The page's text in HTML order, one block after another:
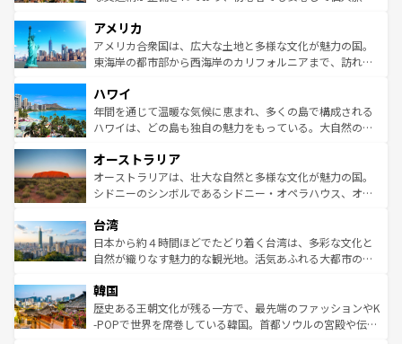
ンツ一覧を参照してほしい。
の建物がそのまま残る町や、スイスならではのユニークな
博物館もあり、アルプス観光だけでなく町歩きも満喫する
ことができる。国民の所得が高いため物価も高いが、旅行
ば市内交通費無料で観光を楽しむこともできる。 なお、新
着のスイス情報はコンテンツ一覧 を参照してほしい。
アメリカ
アメリカ合衆国は、広大な土地と多様な文化が魅力の国。
東海岸の都市部から西海岸のカリフォルニアまで、訪れる
のような巨大都市は、観光、ショッピング、エンターテイ
ンメントが詰まった刺激的なスポットだ。一方、アメリカ
西部には大自然が広がり、グランドキャニオンやイエロー
部のニューオーリンズでは、音楽と美食が融合した独特の
文化が魅力。旅行者はアメリカの各地域で異なる魅力を楽
しみながら、その多様性と豊かな歴史を感じることができ
ならではの贅沢な旅のスタイルだ。 なお、新着のアメリカ
情報はコンテンツ一覧を参照してほしい。
ハワイ
年間を通じて温暖な気候に恵まれ、多くの島で構成される
ハワイは、どの島も独自の魅力をもっている。大自然の神
ワイ島は見逃せない。また、定番の観光地といえばオアフ
島だが、静かな自然を求めるならマウイ島やカウアイ島が
おすすめ。エメラルドグリーンに輝く海をはじめ、豊かな
れるおもてなしの心で訪れる人々を迎えてくれるハワイの
人々、おいしいローカルフードやハワイアンミュージッ
ク、伝統的なフラダンスなど、すべてがハワイの魅力を彩
ワイを、存分に味わってほしい。 なお、新着のハワイ情報
はコンテンツ一覧を参照してほしい。
オーストラリア
オーストラリアは、壮大な自然と多様な文化が魅力の国。
シドニーのシンボルであるシドニー・オペラハウス、オー
リアリーフや大陸中央部にそびえるウルル（エアーズロッ
ク）、タスマニアの美しい原生林やケアンズの熱帯雨林な
ど、見どころがたくさん。また、カフェやワイン、オージ
いる。アクティビティも充実しており、サーフィンやダイ
ビング、ハイキングなど、アウトドア好きにはたまらな
い。オーストラリアの多彩な魅力を存分に味わいつくそ
台湾
日本から約４時間ほどでたどり着く台湾は、多彩な文化と
自然が織りなす魅力的な観光地。活気あふれる大都市の台
ン）、静ひつな山岳地帯である台湾東部など、都市の喧騒
と山間の静けさが共存しており、訪れる人に新しい発見と
驚きをもたらしてくれる。また、奥深い台湾の食文化も魅
韓国
歴史ある王朝文化が残る一方で、最先端のファッションやK
-POPで世界を席巻している韓国。首都ソウルの宮殿や伝統